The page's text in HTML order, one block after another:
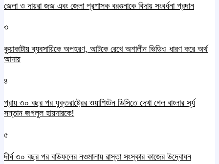
জেলা ও দায়রা জজ এবং জেলা প্রশাসক বরগুনাকে বিদায় সংবর্ধনা প্রদান
৩
কুয়াকাটায় ব্যবসায়িকে অপহরণ, আটকে রেখে অশালীন ভিডিও ধারণ করে অর্থ
আদায়
৪
প্রায় ৩০ বছর পর যুক্তরাষ্ট্রের ওয়াশিংটন ডিসিতে দেখা গেল বাংলার সূর্য
সন্তান জগলুল হায়দারকে!
৫
দীর্ঘ ৩০ বছর পর বাউফলের নওমালায় রাস্তা সংস্কার কাজের উদ্বোধন